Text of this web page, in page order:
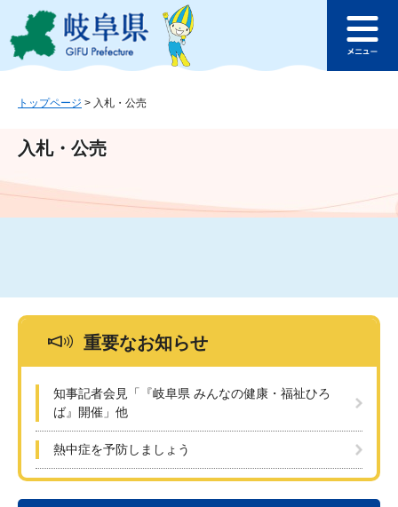
ジ
ュ
文
このページの本文へ
ュ
トップページ > 入札・公売
入札・公売
重要なお知らせ
知事記者会見「『岐阜県 みんなの健康・福祉ひろ
ば』開催」他
熱中症を予防しましょう